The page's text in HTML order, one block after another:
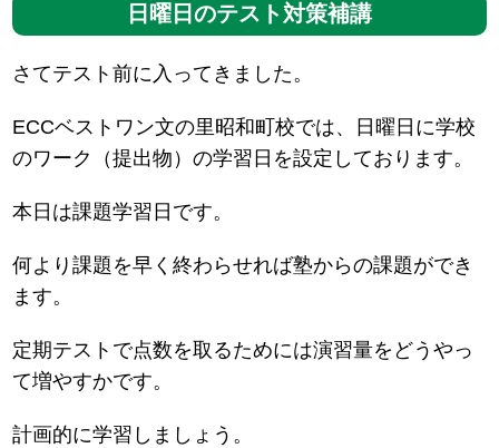
日曜日のテスト対策補講
さてテスト前に入ってきました。
ECCベストワン文の里昭和町校では、日曜日に学校
のワーク（提出物）の学習日を設定しております。
本日は課題学習日です。
何より課題を早く終わらせれば塾からの課題ができ
ます。
定期テストで点数を取るためには演習量をどうやっ
て増やすかです。
計画的に学習しましょう。